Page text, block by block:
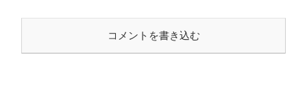
コメントを書き込む